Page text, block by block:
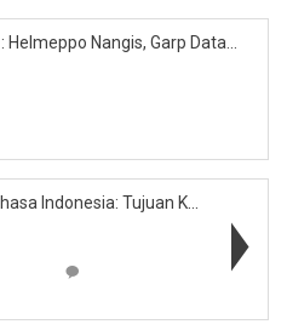
Nangis, Garp Data...
Manga One Piece 1071 Bahasa Indonesia: Tujuan Kepe...